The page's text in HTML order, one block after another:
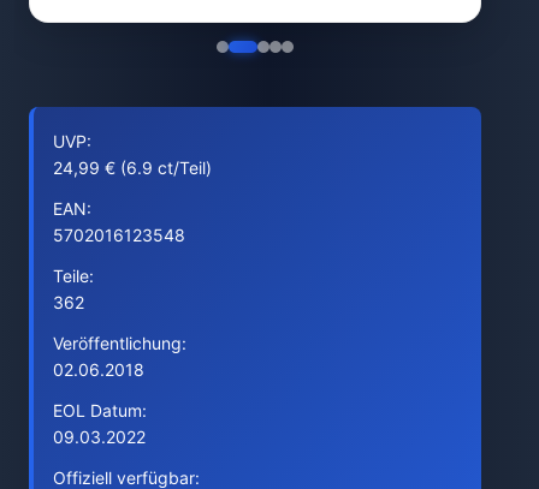
UVP:
24,99 € (6.9 ct/Teil)
EAN:
5702016123548
Teile:
362
Veröffentlichung:
02.06.2018
EOL Datum:
09.03.2022
Offiziell verfügbar: